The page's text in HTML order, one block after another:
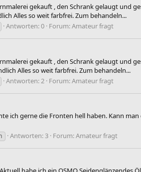
gekauft , den Schrank gelaugt und
Alles so weit farbfrei. Zum behandeln...
Antworten: 0 Forum:Amateur fragt
gekauft , den Schrank gelaugt und
Alles so weit farbfrei. Zum behandeln...
Antworten: 2 Forum:Amateur fragt
ich gerne die Fronten hell haben. Kann
Antworten: 3 Forum:Amateur fragt